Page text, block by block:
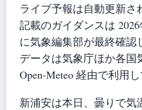
ライブ予報は自動更新さ
記載のガイダンスは 2026
に気象編集部が最終確認
データは気象庁ほか各国
Open-Meteo 経由で利用し
新浦安は本日、曇りで気